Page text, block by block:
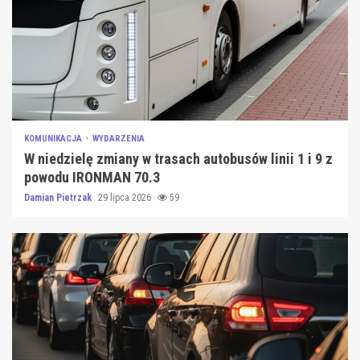
KOMUNIKACJA WYDARZENIA
W niedzielę zmiany w trasach autobusów linii 1 i 9 z
powodu IRONMAN 70.3
Damian Pietrzak 29 lipca 2026 59